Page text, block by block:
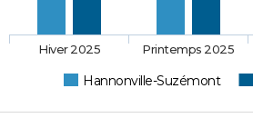
Hannonville-Suzémont
Hiver 2025 Printemps 2025